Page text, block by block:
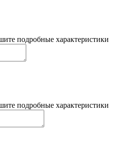
подробные характеристики
подробные характеристики